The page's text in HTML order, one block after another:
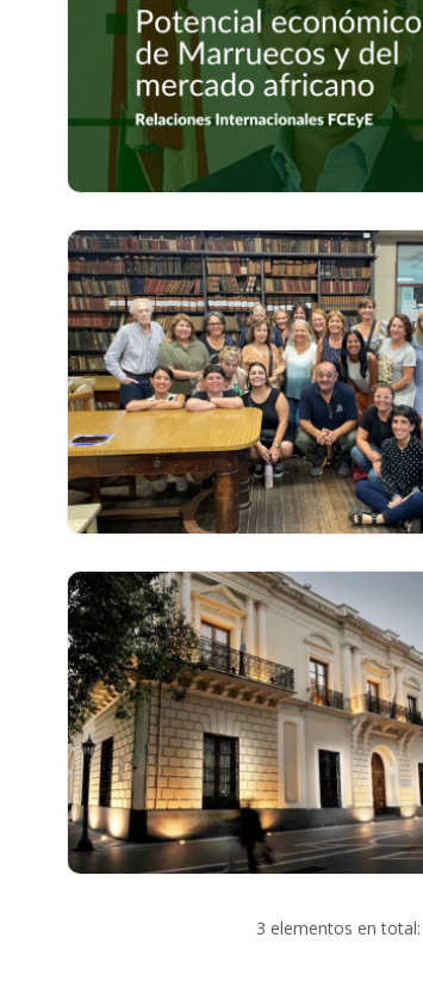
3 elementos en total: